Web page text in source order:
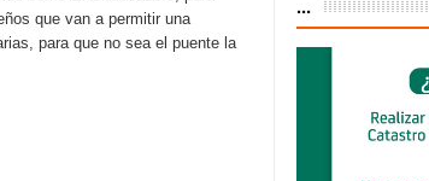
que van a permitir una
para que no sea el puente la